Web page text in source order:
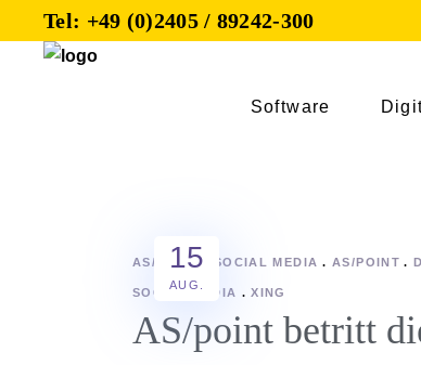
Tel: +49 (0)2405 / 89242-300
Software
15
AUG.
AS/POINT SOCIAL MEDIA AS/POINT
SOCIAL MEDIA XING
AS/point betritt